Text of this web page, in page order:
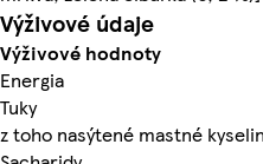
Výživové údaje
Výživové hodnoty
Energia
Tuky
z toho nasýtené mastné